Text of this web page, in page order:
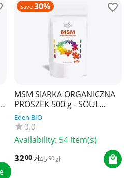
Save 30%
MSM SIARKA ORGANICZNA
PROSZEK 500 g - SOUL
FARM
Eden BIO
0.0
Availability: 54 item(s)
3200zł4590zł